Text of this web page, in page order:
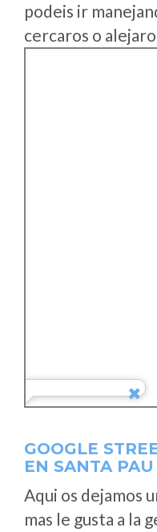
podeis ir
cercaros o
GOOGLE
EN SANTA
Aqui os dejamos
mas le gusta a la